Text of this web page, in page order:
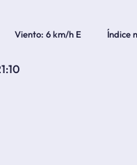
Viento 6 km/h E Índice